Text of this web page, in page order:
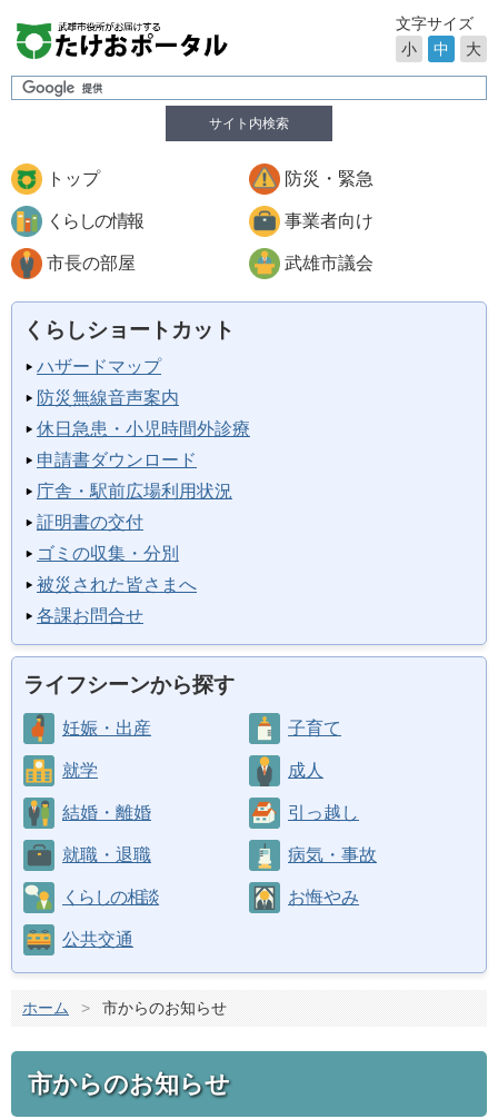
サイト内検索
文字サイズ
小
中 大
トップ 防災・緊急
くらしの情報 事業者向け
市長の部屋 武雄市議会
くらしショートカット
ハザードマップ
防災無線音声案内
休日急患・小児時間外診療
申請書ダウンロード
庁舎・駅前広場利用状況
証明書の交付
ゴミの収集・分別
被災された皆さまへ
各課お問合せ
ライフシーンから探す
妊娠・出産 子育て
就学 成人
結婚・離婚 引っ越し
就職・退職 病気・事故
くらしの相談 お悔やみ
公共交通
ホーム > 市からのお知らせ
市からのお知らせ